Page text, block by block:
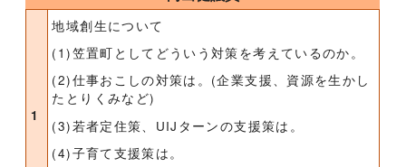
1
地域創生について
(1)笠置町としてどういう対策を考えているのか。
(2)仕事おこしの対策は。(企業支援、資源を生かし
たとりくみなど)
(3)若者定住策、UIJターンの支援策は。
(4)子育て支援策は。